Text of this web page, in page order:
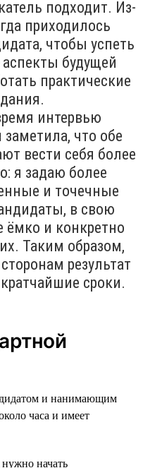
подходит. Из-
приходилось
чтобы успеть
аспекты будущей
практические
интервью
заметила, что обе
вести себя более
я задаю более
и точечные
в свою
ёмко и конкретно
Таким образом,
результат
сроки.
и нанимающим
часа и имеет
начать